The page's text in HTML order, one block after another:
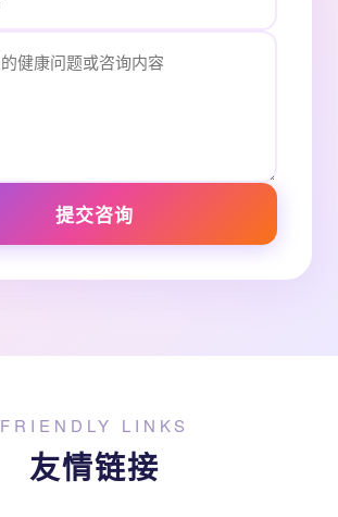
提交咨询
FRIENDLY LINKS
友情链接